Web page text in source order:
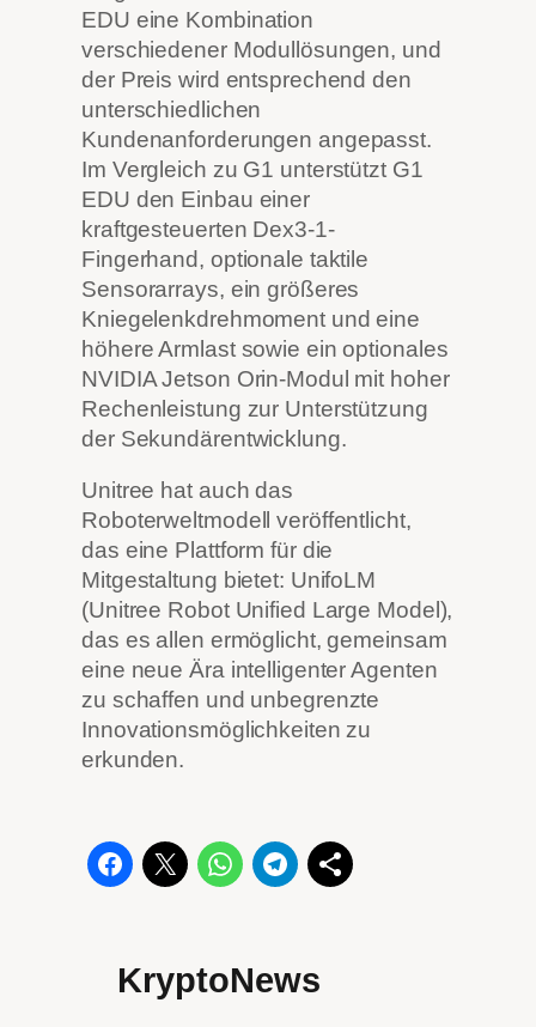
EDU eine Kombination
verschiedener Modullösungen, und
der Preis wird entsprechend den
unterschiedlichen
Kundenanforderungen angepasst.
Im Vergleich zu G1 unterstützt G1
EDU den Einbau einer
kraftgesteuerten Dex3-1-
Fingerhand, optionale taktile
Sensorarrays, ein größeres
Kniegelenkdrehmoment und eine
höhere Armlast sowie ein optionales
NVIDIA Jetson Orin-Modul mit hoher
Rechenleistung zur Unterstützung
der Sekundärentwicklung.
Unitree hat auch das
Roboterweltmodell veröffentlicht,
das eine Plattform für die
Mitgestaltung bietet: UnifoLM
(Unitree Robot Unified Large Model),
das es allen ermöglicht, gemeinsam
eine neue Ära intelligenter Agenten
zu schaffen und unbegrenzte
Innovationsmöglichkeiten zu
erkunden.
KryptoNews